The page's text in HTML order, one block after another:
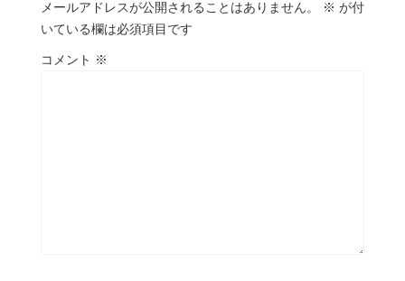
メールアドレスが公開されることはありません。 ※ が付
いている欄は必須項目です
コメント ※